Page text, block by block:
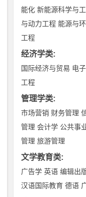
能化 新能源科学与
与动力工程 能源与
工程
经济学类:
国际经济与贸易 电
工程
管理学类:
市场营销 财务管理
管理 会计学 公共事
管理 旅游管理
文学教育类:
广告学 英语 编辑出
汉语国际教育 德语